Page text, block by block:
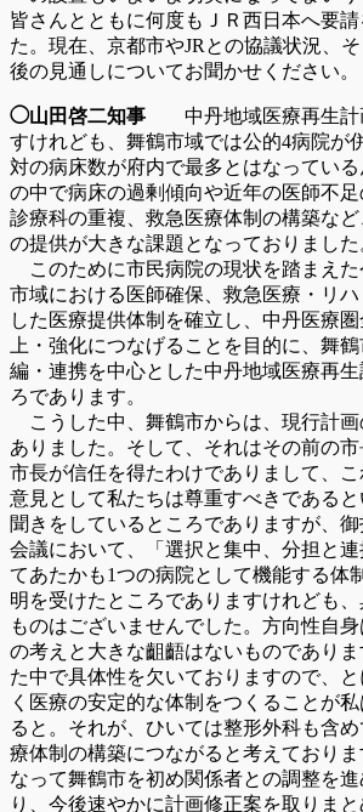
皆さんとともに何度もＪＲ西日本へ要
た。現在、京都市やJRとの協議状況、
後の見通しについてお聞かせください。
◯山田啓二知事 中丹地域医療再生計
すけれども、舞鶴市域では公的4病院が
対の病床数が府内で最多とはなってい
の中で病床の過剰傾向や近年の医師不
診療科の重複、救急医療体制の構築な
の提供が大きな課題となっておりました
このために市民病院の現状を踏まえ
市域における医師確保、救急医療・リ
した医療提供体制を確立し、中丹医療
上・強化につなげることを目的に、舞
編・連携を中心とした中丹地域医療再
ろであります。
こうした中、舞鶴市からは、現行計
ありました。そして、それはその前の
市長が信任を得たわけでありまして、
意見として私たちは尊重すべきである
聞きをしているところでありますが、
会議において、「選択と集中、分担と
てあたかも1つの病院として機能する体
明を受けたところでありますけれども
ものはございませんでした。方向性自
の考えと大きな齟齬はないものであり
た中で具体性を欠いておりますので、
く医療の安定的な体制をつくることが
ると。それが、ひいては整形外科も含
療体制の構築につながると考えており
なって舞鶴市を初め関係者との調整を
り、今後速やかに計画修正案を取りま